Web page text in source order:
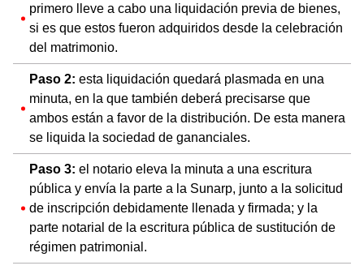
primero lleve a cabo una liquidación previa de bienes,
si es que estos fueron adquiridos desde la celebración
del matrimonio.
Paso 2: esta liquidación quedará plasmada en una
minuta, en la que también deberá precisarse que
ambos están a favor de la distribución. De esta manera
se liquida la sociedad de gananciales.
Paso 3: el notario eleva la minuta a una escritura
pública y envía la parte a la Sunarp, junto a la solicitud
de inscripción debidamente llenada y firmada; y la
parte notarial de la escritura pública de sustitución de
régimen patrimonial.